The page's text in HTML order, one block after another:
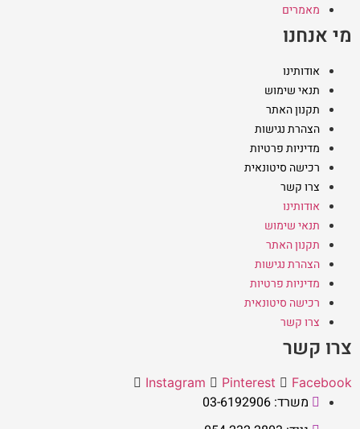
מאמרים
מי אנחנו
אודותינו
תנאי שימוש
תקנון האתר
הצהרת נגישות
מדיניות פרטיות
רכישה סיטונאית
צרו קשר
אודותינו
תנאי שימוש
תקנון האתר
הצהרת נגישות
מדיניות פרטיות
רכישה סיטונאית
צרו קשר
צרו קשר
Instagram Pinterest Facebook
משרד: 03-6192906